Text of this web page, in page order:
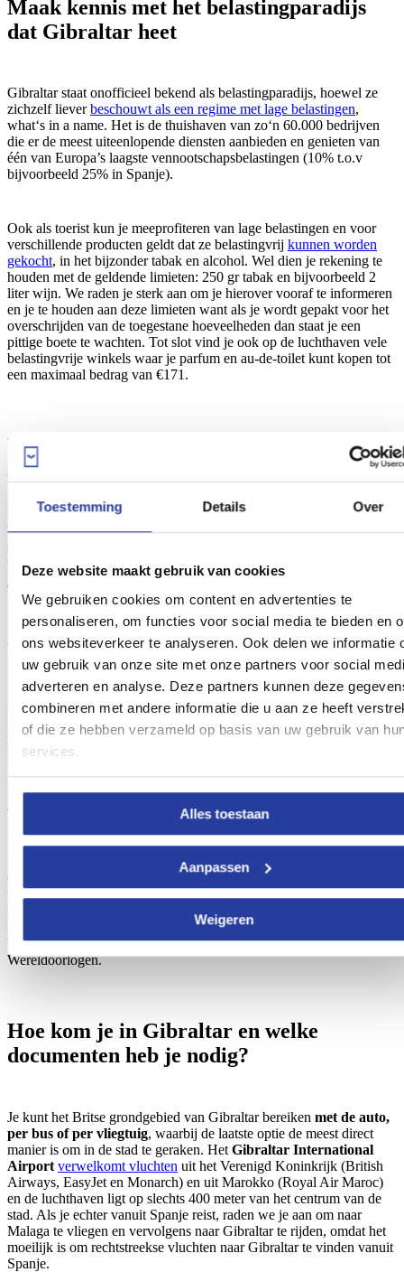
Toestemming Details Over
Deze website maakt gebruik van cookies
We gebruiken cookies om content en advertenties te
personaliseren, om functies voor social media te bieden en
ons websiteverkeer te analyseren. Ook delen we informatie
uw gebruik van onze site met onze partners voor social
adverteren en analyse. Deze partners kunnen deze
combineren met andere informatie die u aan ze heeft
of die ze hebben verzameld op basis van uw gebruik van
services.
Alles toestaan
Aanpassen
Weigeren
Maak kennis met het belastingparadijs
dat Gibraltar heet
Gibraltar staat onofficieel bekend als belastingparadijs, hoewel ze
zichzelf lieverbeschouwt als een regime met lage belastingen,
what‘s in a name. Het is de thuishaven van zo‘n 60.000 bedrijven
die er de meest uiteenlopende diensten aanbieden en genieten van
één van Europa’s laagste vennootschapsbelastingen (10% t.o.v
bijvoorbeeld 25% in Spanje).
Ook als toerist kun je meeprofiteren van lage belastingen en voor
verschillende producten geldt dat ze belastingvrij kunnen worden
gekocht, in het bijzonder tabak en alcohol. Wel dien je rekening te
houden met de geldende limieten: 250 gr tabak en bijvoorbeeld 2
liter wijn. We raden je sterk aan om je hierover vooraf te informeren
en je te houden aan deze limieten want als je wordt gepakt voor het
overschrijden van de toegestane hoeveelheden dan staat je een
pittige boete te wachten. Tot slotvind je ook op de luchthaven vele
belastingvrije winkels waar je parfum en au-de-toilet kunt kopen tot
een maximaal bedrag van €171.
Wat te doen in Gibraltar: dolfijnen
spotten
Vanaf Marina Bay heb je de mogelijkheid om dolfijnen te gaan
spotten in de kristalheldere wateren van Gibraltar. Deze boottochten
worden je aangeboden door twee bedrijven:Dolphin Adventure
Dolphin Safari, en duren ergens tussen de anderhalf en twee uur.
Waar komt de naam Gibraltar vandaan?
De naam Gibraltar komt van het ArabischeJabal Ṭāriq en betekent
“Berg van Tariq”. En Tariq was de man die de in 711 de Arabische
verovering van de Straat van Gibraltar leidde.
Waar ligt Gibraltar?
Gibraltar is een in het zuiden van Andalusië
ten zuiden van de Spaanse stad Linea de la Concepción,
tegenover de kust van Algeciras, in de provincie Cadiz. Vanwege
haar locatie, vlakbij de ingang van de Straat van Gibraltar, is het een
belangrijk strategisch punt en het werd als zodanig gebruikt in beide
Wereldoorlogen.
Hoe kom je in Gibraltar en welke
documenten heb je nodig?
Je kunt het Britse grondgebied van Gibraltar bereiken met de auto,
per bus of per vliegtuig, waarbij de laatste optie de meest direct
manier is om in de stad te geraken. Het Gibraltar International
Airport verwelkomt vluchten uit het Verenigd Koninkrijk (British
Airways, EasyJet en Monarch) en uit Marokko (Royal Air Maroc)
en de luchthaven ligt op slechts 400 meter van het centrum van de
stad. Als je echter vanuit Spanje reist, raden we je aan om naar
Malaga te vliegen en vervolgens naar Gibraltar te rijden, omdat het
moeilijk is om rechtstreekse vluchten naar Gibraltar te vinden vanuit
Spanje.